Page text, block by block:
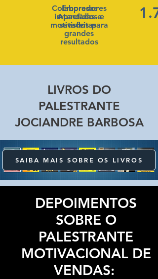
Colaboradores
impactados e
motivados para
grandes
resultados
Empresas
Atendidas e
satisfeitas
LIVROS DO
PALESTRANTE
JOCIANDRE BARBOSA
SAIBA MAIS SOBRE OS LIVROS
DEPOIMENTOS
SOBRE O
PALESTRANTE
MOTIVACIONAL DE
VENDAS: